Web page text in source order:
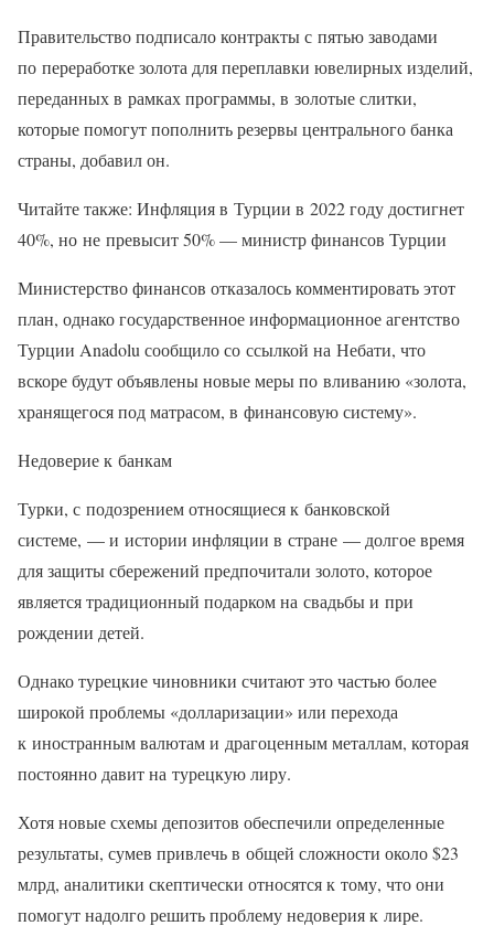
Правительство подписало контракты с пятью заводами
по переработке золота для переплавки ювелирных изделий,
переданных в рамках программы, в золотые слитки,
которые помогут пополнить резервы центрального банка
страны, добавил он.
Читайте также: Инфляция в Турции в 2022 году достигнет
40%, но не превысит 50% — министр финансов Турции
Министерство финансов отказалось комментировать этот
план, однако государственное информационное агентство
Турции Anadolu сообщило со ссылкой на Небати, что
вскоре будут объявлены новые меры по вливанию «золота,
хранящегося под матрасом, в финансовую систему».
Недоверие к банкам
Турки, с подозрением относящиеся к банковской
системе, — и истории инфляции в стране — долгое время
для защиты сбережений предпочитали золото, которое
является традиционный подарком на свадьбы и при
рождении детей.
Однако турецкие чиновники считают это частью более
широкой проблемы «долларизации» или перехода
к иностранным валютам и драгоценным металлам, которая
постоянно давит на турецкую лиру.
Хотя новые схемы депозитов обеспечили определенные
результаты, сумев привлечь в общей сложности около $23
млрд, аналитики скептически относятся к тому, что они
помогут надолго решить проблему недоверия к лире.